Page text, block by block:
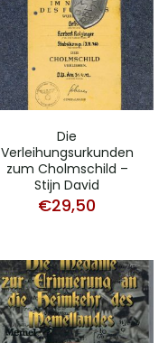
Die
Verleihungsurkunden
zum Cholmschild –
Stijn David
€29,50